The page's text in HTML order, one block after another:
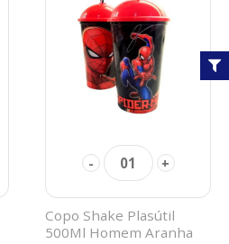
- 01 +
Copo Shake Plasútil
500Ml Homem Aranha